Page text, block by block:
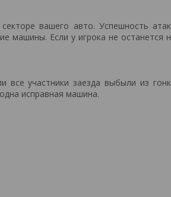
вашего авто. Успешность
машины. Если у игрока не останется
участники заезда выбыли из
исправная машина.